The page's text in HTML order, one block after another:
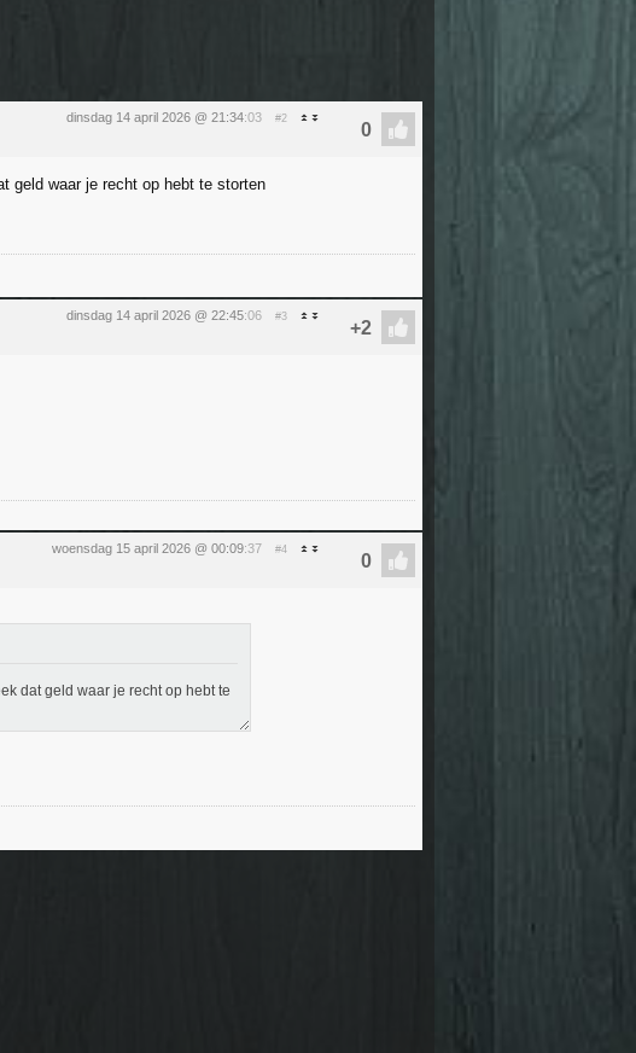
dinsdag 14 april 2026 @ 21:34:03 #2
geld waar je recht op hebt te storten
dinsdag 14 april 2026 @ 22:45:06 #3
woensdag 15 april 2026 @ 00:09:37 #4
dat geld waar je recht op hebt te